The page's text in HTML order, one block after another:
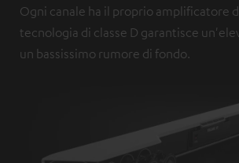
Ogni canale ha il proprio amplificatore
tecnologia di classe D garantisce
un bassissimo rumore di fondo.